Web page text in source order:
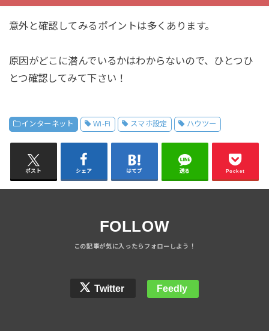
意外と確認してみるポイントは多くあります。
原因がどこに潜んでいるかはわからないので、ひとつひ
とつ確認してみて下さい！
インターネット Wi-Fi スマホ設定 ハウツー
ポスト シェア はてブ 送る Pocket
FOLLOW
Twitter Feedly